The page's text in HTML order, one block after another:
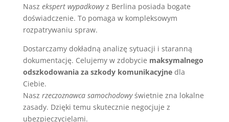
Nasz ekspert wypadkowyz Berlina posiada bogate
doświadczenie. To pomaga w kompleksowym
rozpatrywaniu spraw.
Dostarczamy dokładną analizę sytuacji i staranną
dokumentację. Celujemy w zdobycie maksymalnego
odszkodowania za szkody komunikacyjnedla
Ciebie.
Nasz rzeczoznawca samochodowyświetnie zna lokalne
zasady. Dzięki temu skutecznie negocjuje z
ubezpieczycielami.